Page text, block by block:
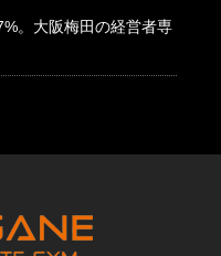
。大阪梅田の経営者専